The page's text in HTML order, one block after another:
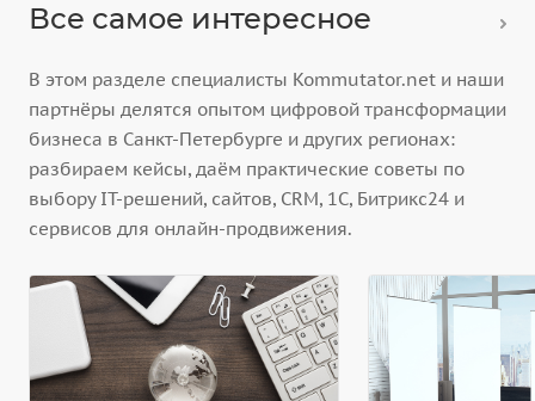
Все самое интересное
В этом разделе специалисты Kommutator.net и наши
партнёры делятся опытом цифровой трансформации
бизнеса в Санкт-Петербурге и других регионах:
разбираем кейсы, даём практические советы по
выбору IT-решений, сайтов, CRM, 1С, Битрикс24 и
сервисов для онлайн-продвижения.